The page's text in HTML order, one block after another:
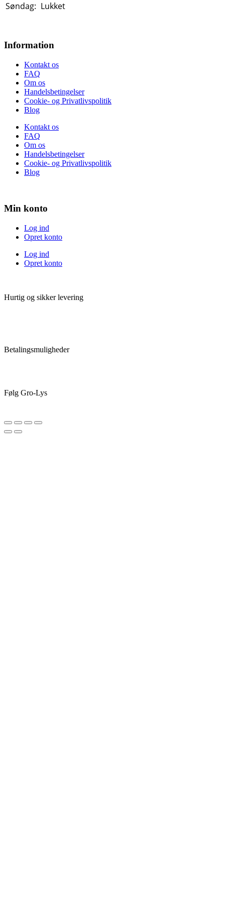
Søndag: Lukket
Information
Kontakt os
FAQ
Om os
Handelsbetingelser
Cookie- og Privatlivspolitik
Blog
Kontakt os
FAQ
Om os
Handelsbetingelser
Cookie- og Privatlivspolitik
Blog
Min konto
Log ind
Opret konto
Log ind
Opret konto
Hurtig og sikker levering
Betalingsmuligheder
Følg Gro-Lys